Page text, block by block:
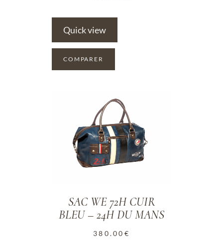
Quick view
COMPARER
SAC WE 72H CUIR
BLEU – 24H DU MANS
380.00 €